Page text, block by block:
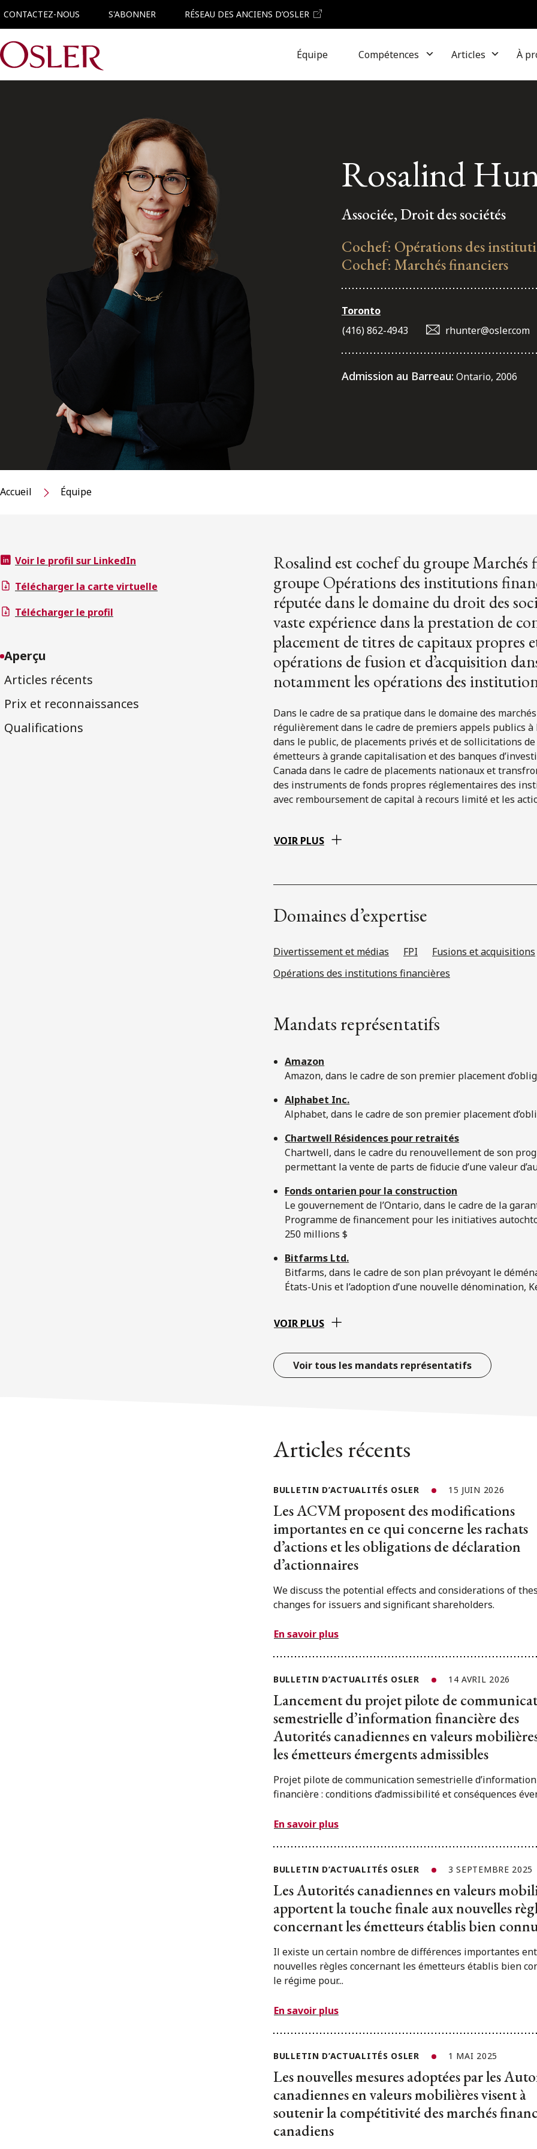
CONTACTEZ-NOUS S'ABONNER RÉSEAU DES ANCIENS D’OSLER
Main Navigation Équipe Compétences Articles À
Rosalind
Associée, Droit des sociétés
Cochef: Opérations des
Cochef: Marchés financiers
Toronto
(416) 862-4943
rhunter@osler.com
Admission au Barreau: Ontario, 2006
Accueil Équipe
Voir le profil sur LinkedIn
Télécharger la carte virtuelle
Télécharger le profil
Aperçu
Articles récents
Prix et reconnaissances
Qualifications
Rosalind est cochef du groupe Marchés
groupe Opérations des institutions
réputée dans le domaine du droit des
vaste expérience dans la prestation de
placement de titres de capitaux propres
opérations de fusion et d’acquisition
notamment les opérations des
Dans le cadre de sa pratique dans le domaine des
régulièrement dans le cadre de premiers appels publics
dans le public, de placements privés et de sollicitations
émetteurs à grande capitalisation et des banques
Canada dans le cadre de placements nationaux et
des instruments de fonds propres réglementaires des
avec remboursement de capital à recours limité et les
VOIR PLUS
Domaines d’expertise
Divertissement et médias FPI
Fusions et acquisitions
Opérations des institutions financières
Mandats représentatifs
Amazon
Amazon, dans le cadre de son premier placement
Alphabet Inc.
Alphabet, dans le cadre de son premier placement
Chartwell Résidences pour retraités
Chartwell, dans le cadre du renouvellement de son
permettant la vente de parts de fiducie d’une valeur
Fonds ontarien pour la construction
Le gouvernement de l’Ontario, dans le cadre de la
Programme de financement pour les initiatives
250 millions $
Bitfarms Ltd.
Bitfarms, dans le cadre de son plan prévoyant le
États-Unis et l’adoption d’une nouvelle dénomination,
VOIR PLUS
Voir tous les mandats représentatifs
Articles récents
BULLETIN D’ACTUALITÉS OSLER 15 JUIN 2026
Les ACVM proposent des modifications
importantes en ce qui concerne les rachats
d’actions et les obligations de déclaration
d’actionnaires
We discuss the potential effects and considerations of
changes for issuers and significant shareholders.
En savoir plus
BULLETIN D’ACTUALITÉS OSLER 14 AVRIL 2026
Lancement du projet pilote de
semestrielle d’information financière des
Autorités canadiennes en valeurs
les émetteurs émergents admissibles
Projet pilote de communication semestrielle d’information
financière : conditions d’admissibilité et conséquences
En savoir plus
BULLETIN D’ACTUALITÉS OSLER 3 SEPTEMBRE 2025
Les Autorités canadiennes en valeurs
apportent la touche finale aux nouvelles
concernant les émetteurs établis bien
Il existe un certain nombre de différences importantes
nouvelles règles concernant les émetteurs établis bien
le régime pour...
En savoir plus
BULLETIN D’ACTUALITÉS OSLER 1 MAI 2025
Les nouvelles mesures adoptées par les
canadiennes en valeurs mobilières visent à
soutenir la compétitivité des marchés
canadiens